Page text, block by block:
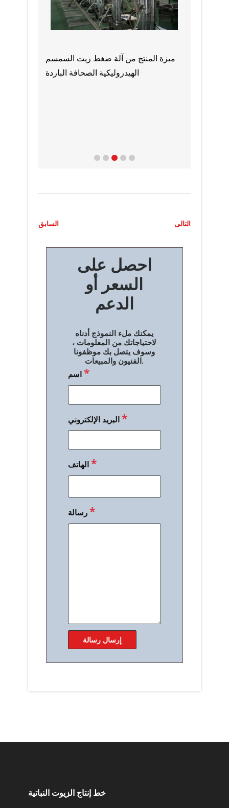
ميزة المنتج من آلة ضغط زيت السمسم
الهيدروليكية الصحافة الباردة
ت
ص
السابق التالى
احصل على
السعر أو
الدعم
يمكنك ملء النموذج أدناه
لاحتياجاتك من المعلومات ،
وسوف يتصل بك موظفونا
الفنيون والمبيعات.
اسم*
البريد الإلكتروني*
الهاتف*
رسالة*
خط إنتاج الزيوت النباتية